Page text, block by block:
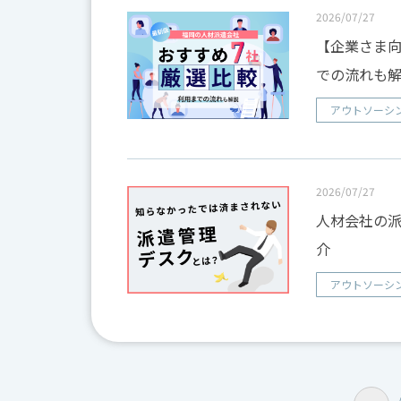
2026/07/27
【企業さま
での流れも
アウトソーシ
2026/07/27
人材会社の
介
アウトソーシ